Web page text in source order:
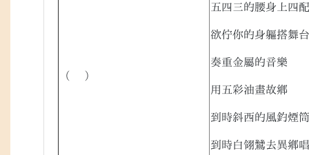
（ ）
五四三的腰身上四配
欲佇你的身軀搭舞台
奏重金屬的音樂
用五彩油畫故鄉
到時斜西的風釣煙
到時白翎鷥去異鄉